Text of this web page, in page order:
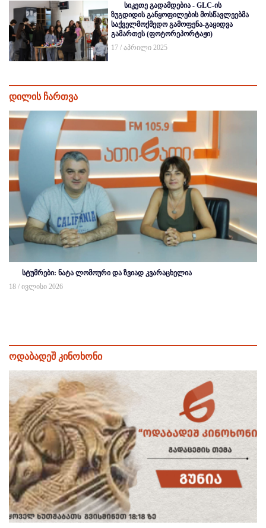
სიკეთე გადამდებია - GLC-ის
ზუგდიდის განყოფილების მოსწავლეებმა
საქველმოქმედო გამოფენა-გაყიდვა
გამართეს (ფოტორეპორტაჟი)
17 / აპრილი 2025
დილის ჩართვა
სტუმრები: ნატა ლომოური და ზვიად კვარაცხელია
18 / ივლისი 2026
ოდაბადეშ კინოხონი